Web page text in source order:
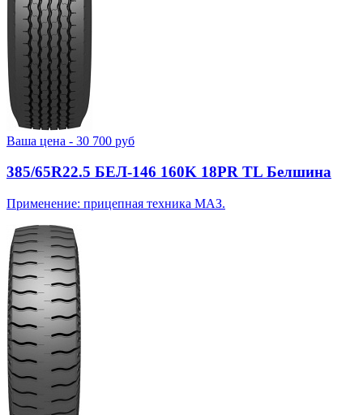
Ваша цена - 30 700 руб
385/65R22.5 БЕЛ-146 160K 18PR TL Белшина
Применение: прицепная техника МАЗ.